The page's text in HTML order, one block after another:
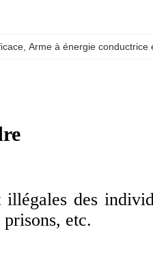
, Arme à énergie conductrice
des
etc.